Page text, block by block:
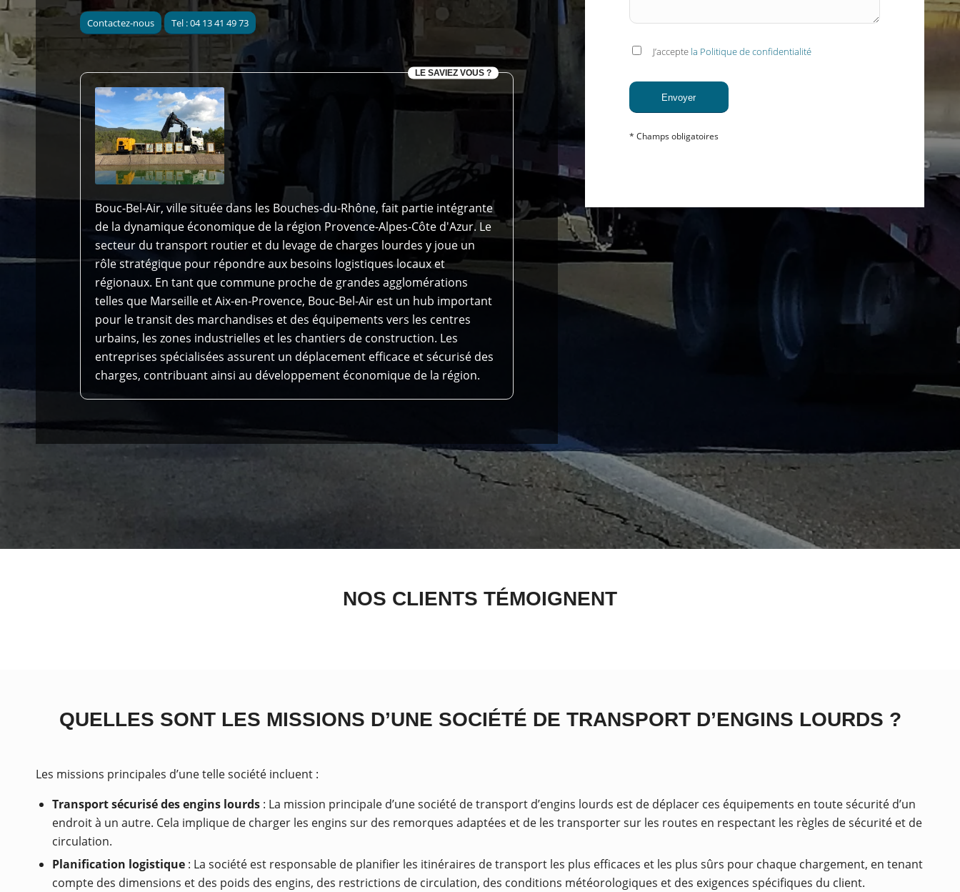
Contactez-nous Tel : 04 13 41 49 73
LE SAVIEZ VOUS ?
Bouc-Bel-Air, ville située dans les Bouches-du-Rhône, fait partie intégrante
de la dynamique économique de la région Provence-Alpes-Côte d'Azur. Le
secteur du transport routier et du levage de charges lourdes y joue un
rôle stratégique pour répondre aux besoins logistiques locaux et
régionaux. En tant que commune proche de grandes agglomérations
telles que Marseille et Aix-en-Provence, Bouc-Bel-Air est un hub important
pour le transit des marchandises et des équipements vers les centres
urbains, les zones industrielles et les chantiers de construction. Les
entreprises spécialisées assurent un déplacement efficace et sécurisé des
charges, contribuant ainsi au développement économique de la région.
J’accepte la Politique de confidentialité
* Champs obligatoires
NOS CLIENTS TÉMOIGNENT
QUELLES SONT LES MISSIONS D’UNE SOCIÉTÉ DE TRANSPORT D’ENGINS LOURDS ?
Les missions principales d’une telle société incluent :
Transport sécurisé des engins lourds : La mission principale d’une société de transport d’engins lourds est de déplacer ces équipements en toute sécurité d’un
endroit à un autre. Cela implique de charger les engins sur des remorques adaptées et de les transporter sur les routes en respectant les règles de sécurité et de
circulation.
Planification logistique : La société est responsable de planifier les itinéraires de transport les plus efficaces et les plus sûrs pour chaque chargement, en tenant
compte des dimensions et des poids des engins, des restrictions de circulation, des conditions météorologiques et des exigences spécifiques du client.